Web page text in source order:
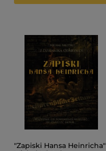
"Zapiski Hansa Heinricha"